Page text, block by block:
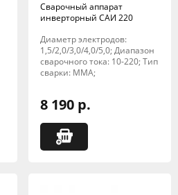
Сварочный аппарат
инверторный САИ 220
Диаметр электродов:
1,5/2,0/3,0/4,0/5,0; Диапазон
сварочного тока: 10-220; Тип
сварки: MMA;
8 190 р.